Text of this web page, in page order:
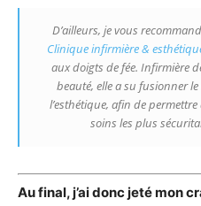
D’ailleurs, je vous
Clinique infirmière &
aux doigts de fée. Infirmière
beauté, elle a su fusionner
l’esthétique, afin de
soins les plus
Au final, j’ai donc jeté mon